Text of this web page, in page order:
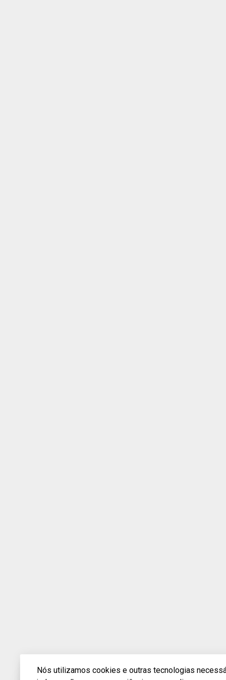
Nós utilizamos cookies e outras tecnologias